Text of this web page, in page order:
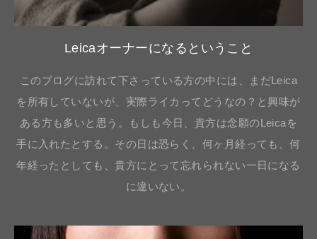
Leicaオーナーになるということ
このブログに訪れて下さっている方の中には、まだLeica
を所有していないが、実際ライカってどうなの？と興味が
ある方も多いと思う。もしも今日、貴方は念願のLeicaを
手に入れたとする。その日は恐らく、何ヶ月経っても、何
年経ったとしても、貴方にとって忘れられない一日になる
に違いない。